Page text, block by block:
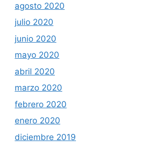
agosto 2020
julio 2020
junio 2020
mayo 2020
abril 2020
marzo 2020
febrero 2020
enero 2020
diciembre 2019